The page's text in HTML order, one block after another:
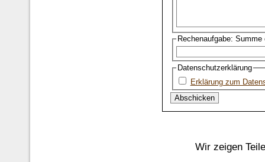
Rechenaufgabe:
Datenschutzerklärung
Erklärung zum
Wir zeigen